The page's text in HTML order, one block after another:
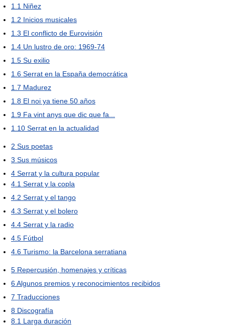
1.1 Niñez
1.2 Inicios musicales
1.3 El conflicto de Eurovisión
1.4 Un lustro de oro: 1969-74
1.5 Su exilio
1.6 Serrat en la España democrática
1.7 Madurez
1.8 El noi ya tiene 50 años
1.9 Fa vint anys que dic que fa...
1.10 Serrat en la actualidad
2 Sus poetas
3 Sus músicos
4 Serrat y la cultura popular
4.1 Serrat y la copla
4.2 Serrat y el tango
4.3 Serrat y el bolero
4.4 Serrat y la radio
4.5 Fútbol
4.6 Turismo: la Barcelona serratiana
5 Repercusión, homenajes y críticas
6Algunos premios y reconocimientos recibidos
7 Traducciones
8 Discografía
8.1 Larga duración